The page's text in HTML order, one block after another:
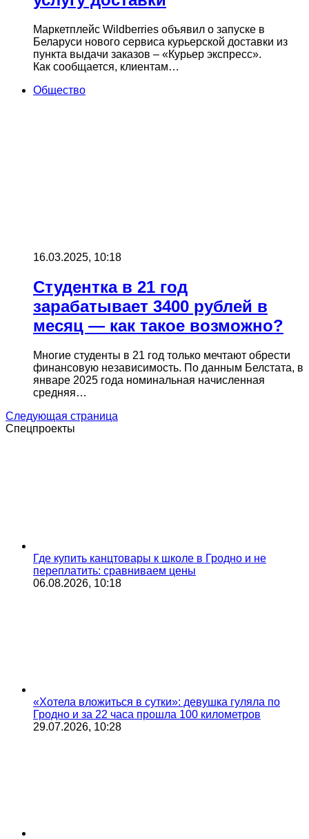
Маркетплейс Wildberries объявил о запуске в
Беларуси нового сервиса курьерской доставки из
пункта выдачи заказов – «Курьер экспресс».
Как сообщается, клиентам…
Общество
16.03.2025, 10:18
Студентка в 21 год
зарабатывает 3400 рублей в
месяц — как такое возможно?
Многие студенты в 21 год только мечтают обрести
финансовую независимость. По данным Белстата, в
январе 2025 года номинальная начисленная
средняя…
Следующая страница
Спецпроекты
Где купить канцтовары к школе в Гродно и не
переплатить: сравниваем цены
06.08.2026, 10:18
«Хотела вложиться в сутки»: девушка гуляла по
Гродно и за 22 часа прошла 100 километров
29.07.2026, 10:28